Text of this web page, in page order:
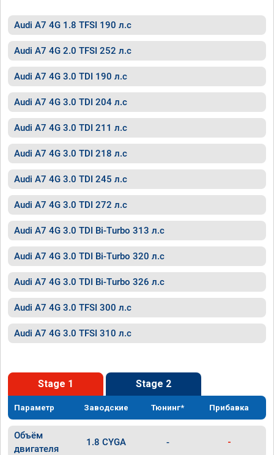
Audi A7 4G 1.8 TFSI 190 л.с
Audi A7 4G 2.0 TFSI 252 л.с
Audi A7 4G 3.0 TDI 190 л.с
Audi A7 4G 3.0 TDI 204 л.с
Audi A7 4G 3.0 TDI 211 л.с
Audi A7 4G 3.0 TDI 218 л.с
Audi A7 4G 3.0 TDI 245 л.с
Audi A7 4G 3.0 TDI 272 л.с
Audi A7 4G 3.0 TDI Bi-Turbo 313 л.с
Audi A7 4G 3.0 TDI Bi-Turbo 320 л.с
Audi A7 4G 3.0 TDI Bi-Turbo 326 л.с
Audi A7 4G 3.0 TFSI 300 л.с
Audi A7 4G 3.0 TFSI 310 л.с
Stage 1 Stage 2
Параметр Заводские Тюнинг* Прибавка
Объём
двигателя
1.8 CYGA - -